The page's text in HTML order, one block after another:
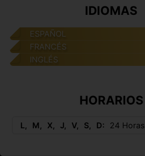
IDIOMAS
ESPAÑOL
FRANCÉS
INGLÉS
HORARIOS
L M X J V S D 24 Horas